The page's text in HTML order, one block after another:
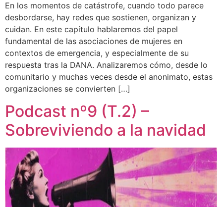
En los momentos de catástrofe, cuando todo parece
desbordarse, hay redes que sostienen, organizan y
cuidan. En este capítulo hablaremos del papel
fundamental de las asociaciones de mujeres en
contextos de emergencia, y especialmente de su
respuesta tras la DANA. Analizaremos cómo, desde lo
comunitario y muchas veces desde el anonimato, estas
organizaciones se convierten […]
Podcast nº9 (T.2) –
Sobreviviendo a la navidad